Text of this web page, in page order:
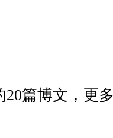
篇博文，更